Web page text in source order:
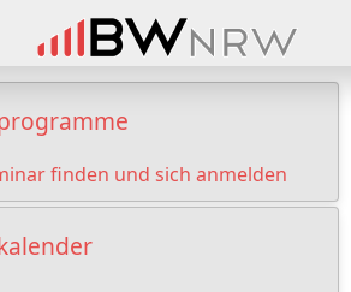
finden und sich anmelden